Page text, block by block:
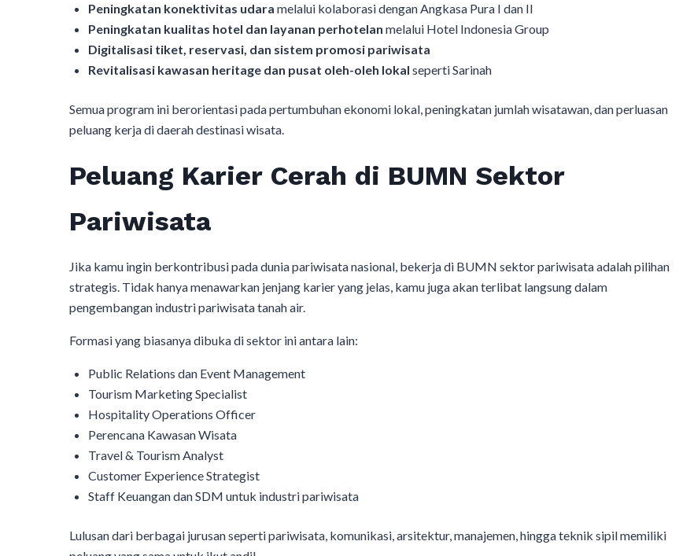
Peningkatan konektivitas udara melalui kolaborasi dengan Angkasa Pura I dan II
Peningkatan kualitas hotel dan layanan perhotelan melalui Hotel Indonesia Group
Digitalisasi tiket, reservasi, dan sistem promosi pariwisata
Revitalisasi kawasan heritage dan pusat oleh-oleh lokal seperti Sarinah
Semua program ini berorientasi pada pertumbuhan ekonomi lokal, peningkatan jumlah wisatawan, dan perluasan
peluang kerja di daerah destinasi wisata.
Peluang Karier Cerah di BUMN Sektor
Pariwisata
Jika kamu ingin berkontribusi pada dunia pariwisata nasional, bekerja di BUMN sektor pariwisata adalah pilihan
strategis. Tidak hanya menawarkan jenjang karier yang jelas, kamu juga akan terlibat langsung dalam
pengembangan industri pariwisata tanah air.
Formasi yang biasanya dibuka di sektor ini antara lain:
Public Relations dan Event Management
Tourism Marketing Specialist
Hospitality Operations Officer
Perencana Kawasan Wisata
Travel & Tourism Analyst
Customer Experience Strategist
Staff Keuangan dan SDM untuk industri pariwisata
Lulusan dari berbagai jurusan seperti pariwisata, komunikasi, arsitektur, manajemen, hingga teknik sipil memiliki